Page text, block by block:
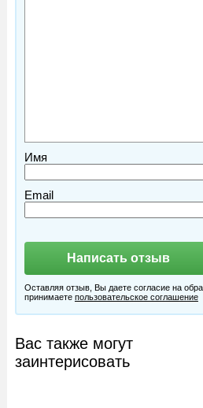
Имя
Email
Оставляя отзыв, Вы даете согласие на
принимаете пользовательское соглашение
Вас также могут
заинтерисовать